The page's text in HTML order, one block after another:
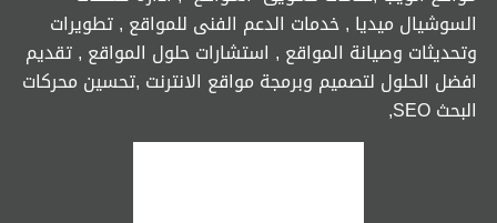
السوشيال ميديا , خدمات الدعم الفنى للمواقع , تطويرات
وتحديثات وصيانة المواقع , استشارات حلول المواقع , تقديم
افضل الحلول لتصميم وبرمجة مواقع الانترنت ,تحسين محركات
البحث SEO,